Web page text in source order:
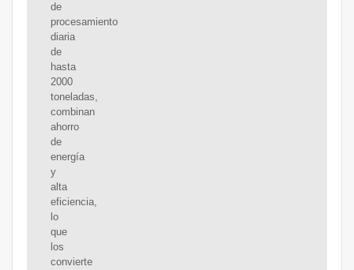
de
procesamiento
diaria
de
hasta
2000
toneladas,
combinan
ahorro
de
energía
y
alta
eficiencia,
lo
que
los
convierte